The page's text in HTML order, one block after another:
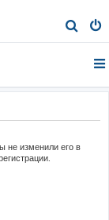
о
не изменили его в